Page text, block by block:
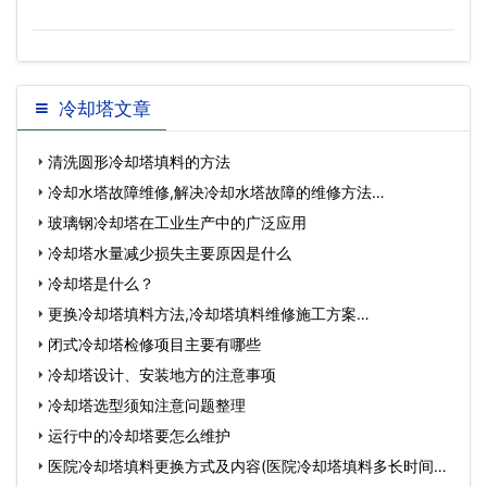
冷却塔文章
清洗圆形冷却塔填料的方法
冷却水塔故障维修,解决冷却水塔故障的维修方法…
玻璃钢冷却塔在工业生产中的广泛应用
冷却塔水量减少损失主要原因是什么
冷却塔是什么？
更换冷却塔填料方法,冷却塔填料维修施工方案…
闭式冷却塔检修项目主要有哪些
冷却塔设计、安装地方的注意事项
冷却塔选型须知注意问题整理
运行中的冷却塔要怎么维护
医院冷却塔填料更换方式及内容(医院冷却塔填料多长时间更